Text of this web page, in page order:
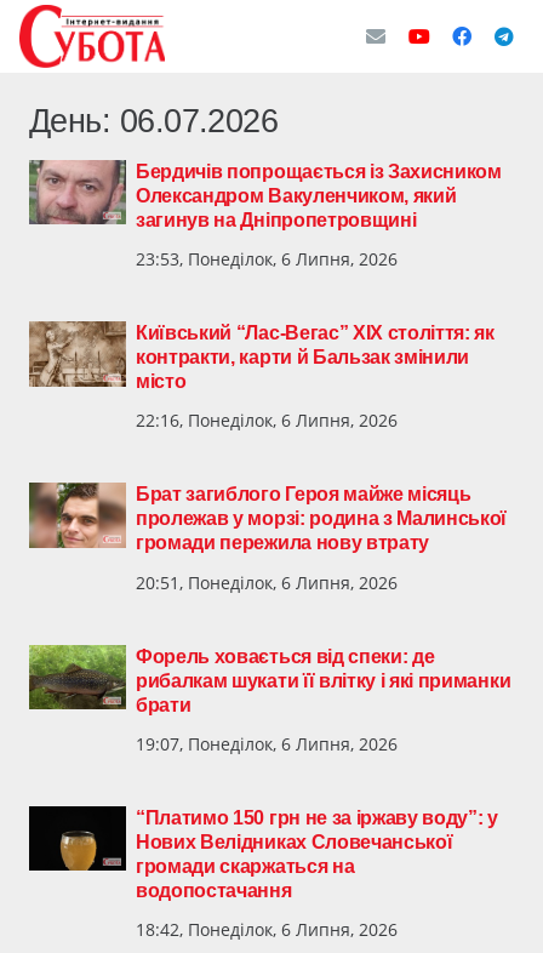
День: 06.07.2026
Бердичів попрощається із Захисником
Олександром Вакуленчиком, який
загинув на Дніпропетровщині
23:53, Понеділок, 6 Липня, 2026
Київський “Лас-Вегас” XIX століття: як
контракти, карти й Бальзак змінили
місто
22:16, Понеділок, 6 Липня, 2026
Брат загиблого Героя майже місяць
пролежав у морзі: родина з Малинської
громади пережила нову втрату
20:51, Понеділок, 6 Липня, 2026
Форель ховається від спеки: де
рибалкам шукати її влітку і які приманки
брати
19:07, Понеділок, 6 Липня, 2026
“Платимо 150 грн не за іржаву воду”: у
Нових Велідниках Словечанської
громади скаржаться на
водопостачання
18:42, Понеділок, 6 Липня, 2026